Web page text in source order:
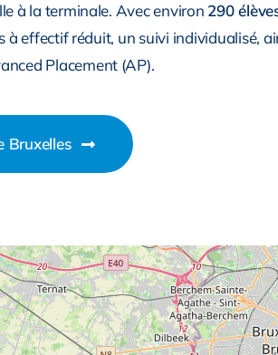
à la terminale. Avec environ 290
à effectif réduit, un suivi individualisé,
Placement (AP).
Bruxelles